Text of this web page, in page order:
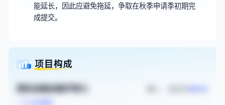
能延长，因此应避免拖延，争取在秋季申请季初期完
成提交。